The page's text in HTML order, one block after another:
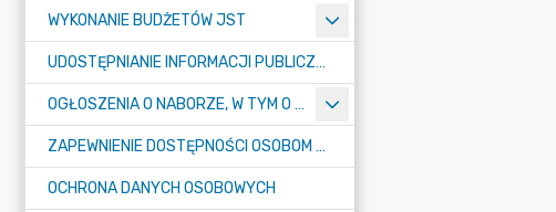
WYKONANIE BUDŻETÓW JST
UDOSTĘPNIANIE INFORMACJI PUBLICZNEJ
OGŁOSZENIA O NABORZE, W TYM O KONKURSACH
ZAPEWNIENIE DOSTĘPNOŚCI OSOBOM ZE SZCZEGÓŁNYMI POTRZEBAMI
OCHRONA DANYCH OSOBOWYCH